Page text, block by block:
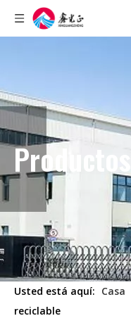
Productos
Usted está aquí: Casa
reciclable